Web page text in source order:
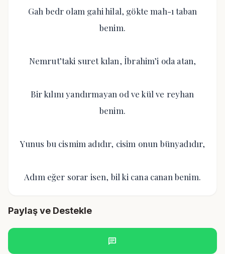
Gah bedr olam gahi hilal, gökte mah-ı taban
benim.
Nemrut’taki suret kılan, İbrahim’i oda atan,
Bir kılını yandırmayan od ve kül ve reyhan
benim.
Yunus bu cismim adıdır, cisim onun bünyadıdır,
Adım eğer sorar isen, bil ki cana canan benim.
Paylaş ve Destekle
chat